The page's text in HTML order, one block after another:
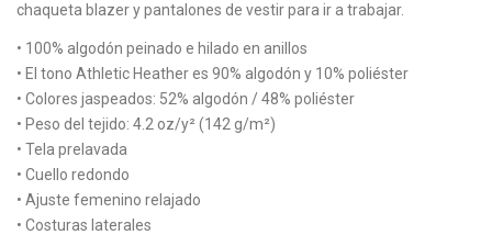
chaqueta blazer y pantalones de vestir para ir a trabajar.
• 100% algodón peinado e hilado en anillos
• El tono Athletic Heather es 90% algodón y 10% poliéster
• Colores jaspeados: 52% algodón / 48% poliéster
• Peso del tejido: 4.2 oz/y² (142 g/m²)
• Tela prelavada
• Cuello redondo
• Ajuste femenino relajado
• Costuras laterales